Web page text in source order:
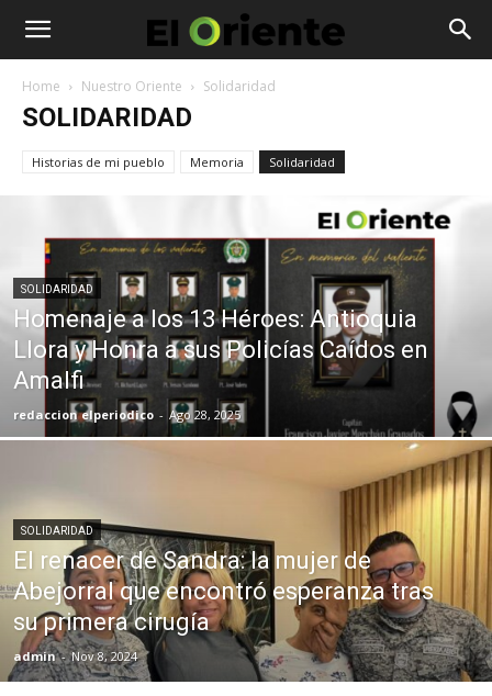
Home Nuestro Oriente Solidaridad
SOLIDARIDAD
Historias de mi pueblo Memoria Solidaridad
SOLIDARIDAD
Homenaje a los 13 Héroes: Antioquia
Llora y Honra a sus Policías Caídos en
Amalfi
redaccion elperiodico - Ago 28, 2025
SOLIDARIDAD
El renacer de Sandra: la mujer de
Abejorral que encontró esperanza tras
su primera cirugía
admin - Nov 8, 2024